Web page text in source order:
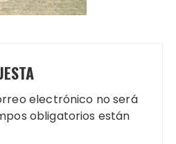
electrónico no será
obligatorios están